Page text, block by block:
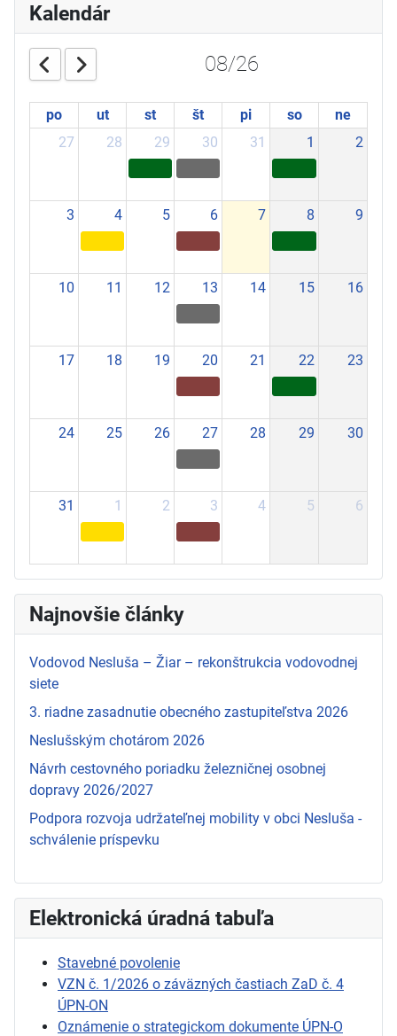
Kalendár
08/26
po ut st št pi so
ne
27
28 29 30 31 1 2
3 4 5 6 7 8 9
10 11 12 13 14 15 16
17 18 19 20 21 22 23
24 25 26 27 28 29 30
31 1 2 3 4 5 6
Najnovšie články
Vodovod Nesluša – Žiar – rekonštrukcia vodovodnej
siete
3. riadne zasadnutie obecného zastupiteľstva 2026
Neslušským chotárom 2026
Návrh cestovného poriadku železničnej osobnej
dopravy 2026/2027
Podpora rozvoja udržateľnej mobility v obci Nesluša -
schválenie príspevku
Elektronická úradná tabuľa
Stavebné povolenie
VZN č. 1/2026 o záväzných častiach ZaD č. 4
ÚPN-ON
Oznámenie o strategickom dokumente ÚPN-O